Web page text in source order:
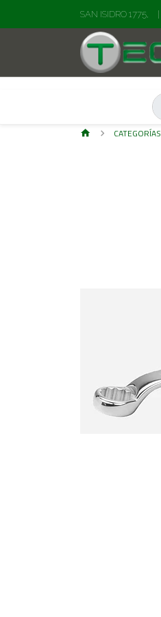
SAN ISIDRO 1775,
CATEGORÍAS